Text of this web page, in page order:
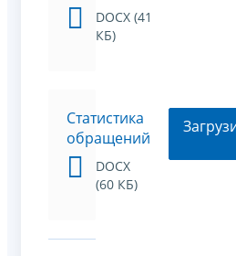
DOCX (41
КБ)
Статистика
обращений
DOCX
(60 КБ)